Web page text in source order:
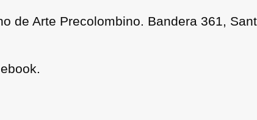
de Arte Precolombino. Bandera 361,